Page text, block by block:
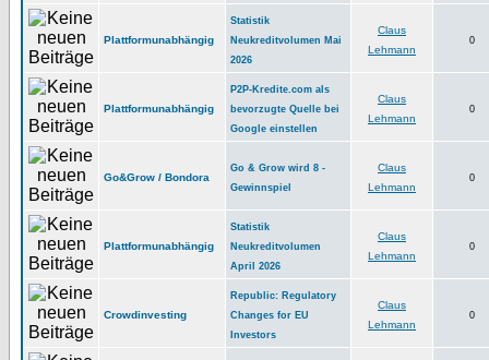
Plattformunabhängig
Statistik
Neukreditvolumen Mai
2026
Claus
Lehmann
0
Plattformunabhängig
P2P-Kredite.com als
bevorzugte Quelle bei
Google einstellen
Claus
Lehmann
0
Go&Grow / Bondora
Go & Grow wird 8 -
Gewinnspiel
Claus
Lehmann
0
Plattformunabhängig
Statistik
Neukreditvolumen
April 2026
Claus
Lehmann
0
Crowdinvesting
Republic: Regulatory
Changes for EU
Investors
Claus
Lehmann
0